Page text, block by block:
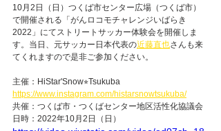
10月2日（日）つくば市センター広場（つくば市）
で開催される「がんロコモチャレンジいばらき
2022」にてストリートサッカー体験会を開催しま
す。当日、元サッカー日本代表の近藤直也さんも来
てくれますので是非ご参加ください。
主催：HiStar'Snow⭐︎Tsukuba
https://www.instagram.com/histarsnowtsukuba/
共催：つくば市・つくばセンター地区活性化協議会
日時：2022年10月2日（日）